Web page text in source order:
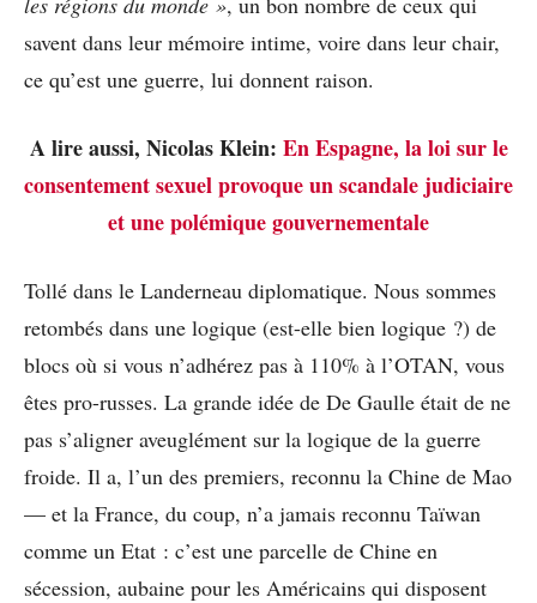
savent dans leur mémoire intime, voire dans leur chair,
ce qu’est une guerre, lui donnent raison.
A lire aussi, Nicolas Klein: En Espagne, la loi sur le
consentement sexuel provoque un scandale judiciaire
et une polémique gouvernementale
Tollé dans le Landerneau diplomatique. Nous sommes
retombés dans une logique (est-elle bien logique ?) de
blocs où si vous n’adhérez pas à 110% à l’OTAN, vous
êtes pro-russes. La grande idée de De Gaulle était de ne
pas s’aligner aveuglément sur la logique de la guerre
froide. Il a, l’un des premiers, reconnu la Chine de Mao
— et la France, du coup, n’a jamais reconnu Taïwan
comme un Etat : c’est une parcelle de Chine en
sécession, aubaine pour les Américains qui disposent